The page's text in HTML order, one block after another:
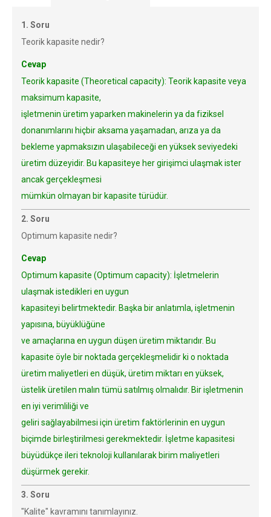
1. Soru
Teorik kapasite nedir?
Cevap
Teorik kapasite (Theoretical capacity): Teorik kapasite veya
maksimum kapasite,
işletmenin üretim yaparken makinelerin ya da fiziksel
donanımlarını hiçbir aksama yaşamadan, arıza ya da
bekleme yapmaksızın ulaşabileceği en yüksek seviyedeki
üretim düzeyidir. Bu kapasiteye her girişimci ulaşmak ister
ancak gerçekleşmesi
mümkün olmayan bir kapasite türüdür.
2. Soru
Optimum kapasite nedir?
Cevap
Optimum kapasite (Optimum capacity): İşletmelerin
ulaşmak istedikleri en uygun
kapasiteyi belirtmektedir. Başka bir anlatımla, işletmenin
yapısına, büyüklüğüne
ve amaçlarına en uygun düşen üretim miktarıdır. Bu
kapasite öyle bir noktada gerçekleşmelidir ki o noktada
üretim maliyetleri en düşük, üretim miktarı en yüksek,
üstelik üretilen malın tümü satılmış olmalıdır. Bir işletmenin
en iyi verimliliği ve
geliri sağlayabilmesi için üretim faktörlerinin en uygun
biçimde birleştirilmesi gerekmektedir. İşletme kapasitesi
büyüdükçe ileri teknoloji kullanılarak birim maliyetleri
düşürmek gerekir.
3. Soru
"Kalite" kavramını tanımlayınız.